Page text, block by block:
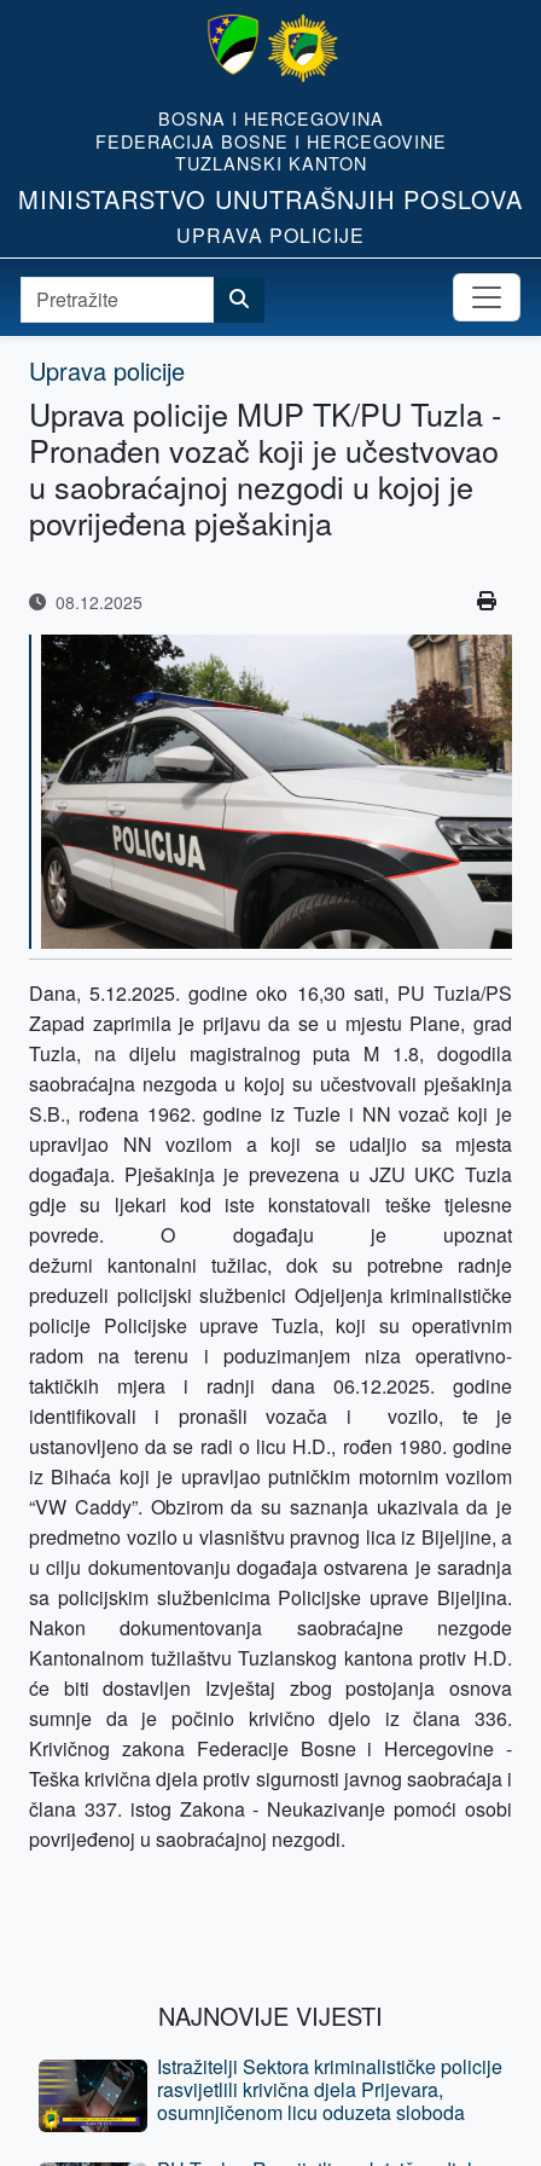
BOSNA I HERCEGOVINA
FEDERACIJA BOSNE I HERCEGOVINE
TUZLANSKI KANTON
MINISTARSTVO UNUTRAŠNJIH POSLOVA
UPRAVA POLICIJE
Uprava policije
Uprava policije MUP TK/PU Tuzla -
Pronađen vozač koji je učestvovao
u saobraćajnoj nezgodi u kojoj je
povrijeđena pješakinja
08.12.2025
Dana, 5.12.2025. godineoko 16,30 sati, PU Tuzla/PS
Zapad zaprimila je prijavu da se u mjestu Plane, grad
Tuzla, na dijelu magistralnog puta M 1.8, dogodila
saobraćajna nezgoda u kojoj su učestvovali pješakinja
S.B., rođena 1962. godine iz Tuzle i NN vozač koji je
upravljao NN vozilom a koji se udaljio sa mjesta
događaja. Pješakinja je prevezena u JZU UKC Tuzla
gdje su ljekari kod iste konstatovali teške tjelesne
povrede.O događaju je upoznat
dežurni kantonalni tužilac, dok su potrebne radnje
preduzeli policijski službenici Odjeljenja kriminalističke
policije Policijske uprave Tuzla, koji su operativnim
radom na terenu i poduzimanjem niza operativno-
taktičkih mjera i radnji dana 06.12.2025. godine
identifikovali i pronašli vozača i vozilo, te je
ustanovljeno da se radi o licu H.D., rođen 1980. godine
iz Bihaća koji je upravljao putničkim motornim vozilom
“VW Caddy”. Obzirom da su saznanja ukazivala da je
predmetno vozilo u vlasništvu pravnog lica iz Bijeljine, a
u cilju dokumentovanju događaja ostvarena je saradnja
sa policijskim službenicima Policijske uprave Bijeljina.
Nakon dokumentovanja saobraćajne nezgode
Kantonalnom tužilaštvu Tuzlanskog kantona protiv H.D.
će biti dostavljen Izvještaj zbog postojanja osnova
sumnje da je počinio krivično djelo iz člana 336.
Krivičnog zakona Federacije Bosne i Hercegovine -
Teška krivična djela protiv sigurnosti javnog saobraćaja i
člana 337. istog Zakona - Neukazivanje pomoći osobi
povrijeđenoj u saobraćajnoj nezgodi.
NAJNOVIJE VIJESTI
Istražitelji Sektora kriminalističke policije
rasvijetlili krivična djela Prijevara,
osumnjičenom licu oduzeta sloboda